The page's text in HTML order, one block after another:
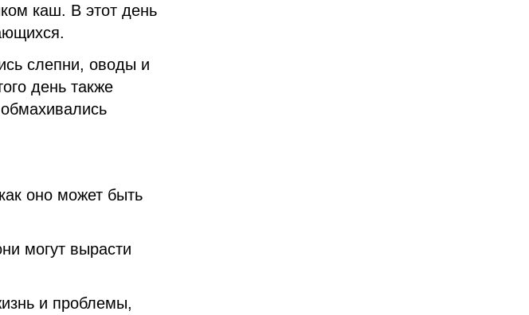
каш. В этот день
слепни, оводы и
день также
оно может быть
могут вырасти
и проблемы,